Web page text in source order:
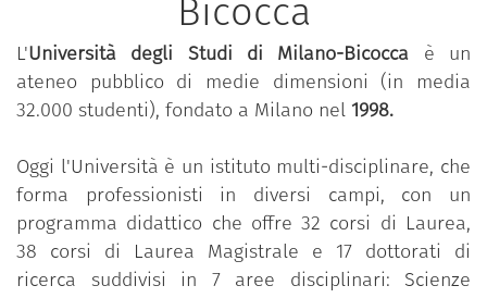
Bicocca
L'Università degli Studi di Milano-Bicocca è un
ateneo pubblico di medie dimensioni (in media
32.000 studenti), fondato a Milano nel 1998.
Oggi l'Università è un istituto multi-disciplinare, che
forma professionisti in diversi campi, con un
programma didattico che offre 32 corsi di Laurea,
38 corsi di Laurea Magistrale e 17 dottorati di
ricerca suddivisi in 7 aree disciplinari: Scienze